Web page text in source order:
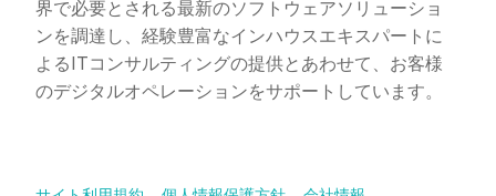
界で必要とされる最新のソフトウェアソリューショ
ンを調達し、経験豊富なインハウスエキスパートに
よるITコンサルティングの提供とあわせて、お客様
のデジタルオペレーションをサポートしています。
お問い合わせ